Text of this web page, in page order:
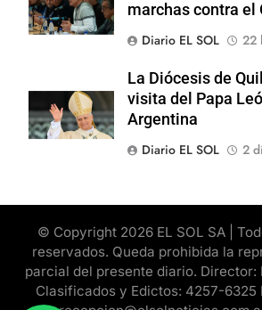
marchas contra el
Diario EL SOL
22
La Diócesis de
visita del Papa
Argentina
Diario EL SOL
2
© Copyright 2026 EL SOL SA |
reservados. Queda prohibida la
parcial del presente diario. Director:
Clasificados y Edictos: 4257-6325